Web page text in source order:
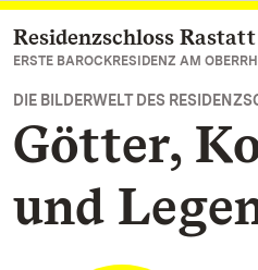
Zum Hauptinhalt springen
Residenzschloss Rastatt
ERSTE BAROCKRESIDENZ AM
DIE BILDERWELT DES
Götter,
und